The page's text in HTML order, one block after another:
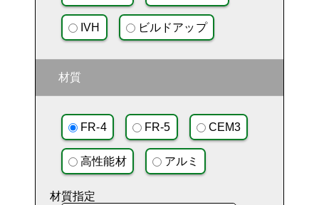
IVH ビルドアップ
材質
FR-4 FR-5 CEM3
高性能材 アルミ
材質指定